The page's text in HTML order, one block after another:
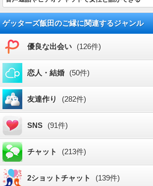
ゲッターズ飯田のご縁に関連するジャンル
優良な出会い (126件)
恋人・結婚 (50件)
友達作り (282件)
SNS (91件)
チャット (213件)
2ショットチャット (139件)